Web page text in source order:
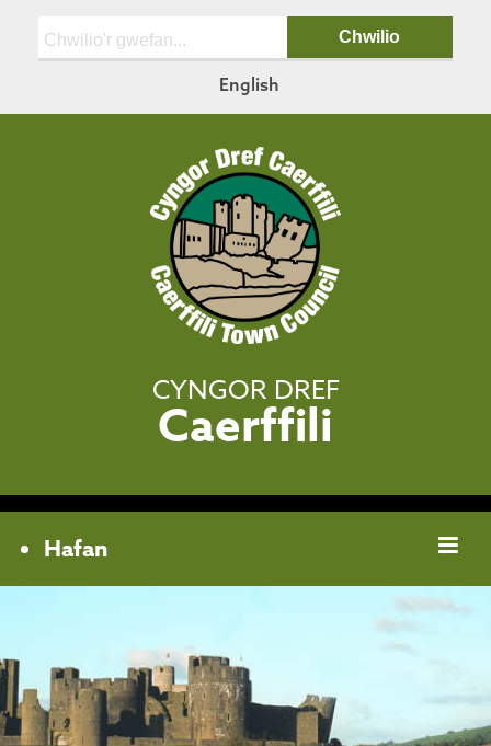
English
CYNGOR DREF
Caerffili
Hafan